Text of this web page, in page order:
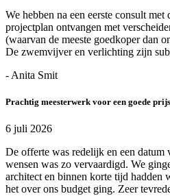
We hebben na een eerste consult met
projectplan ontvangen met
(waarvan de meeste goedkoper dan
De zwemvijver en verlichting zijn
- Anita Smit
Prachtig meesterwerk voor een goede prijs
6 juli 2026
De offerte was redelijk en een datum
wensen was zo vervaardigd. We
architect en binnen korte tijd hadden
het over ons budget ging. Zeer